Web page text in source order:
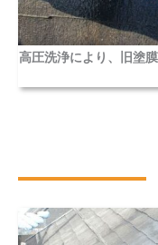
高圧洗浄により、旧塗